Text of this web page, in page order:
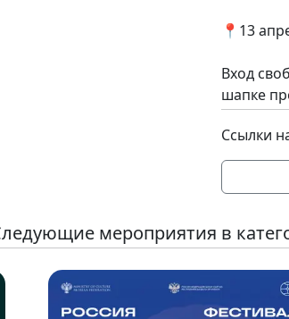
📍13
Вход
шапке
Ссылки
мероприятия в